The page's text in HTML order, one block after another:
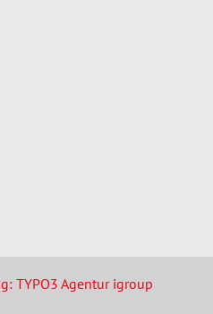
TYPO3 Agentur igroup